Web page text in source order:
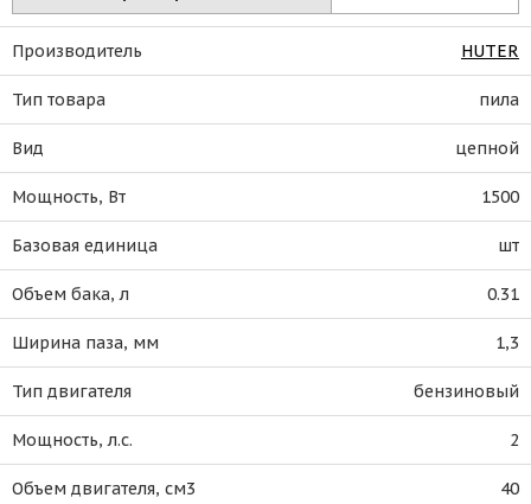
Производитель HUTER
Тип товара пила
Вид цепной
Мощность, Вт 1500
Базовая единица шт
Объем бака, л 0.31
Ширина паза, мм 1,3
Тип двигателя бензиновый
Мощность, л.с. 2
Объем двигателя, см3 40